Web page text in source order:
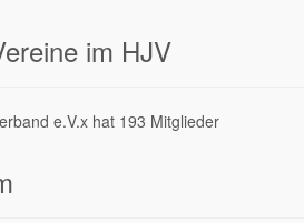
im HJV
e.V.x hat 193 Mitglieder